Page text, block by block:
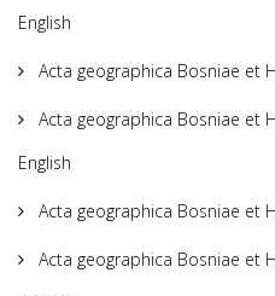
English
Acta geographica Bosniae et
Acta geographica Bosniae et
English
Acta geographica Bosniae et
Acta geographica Bosniae et